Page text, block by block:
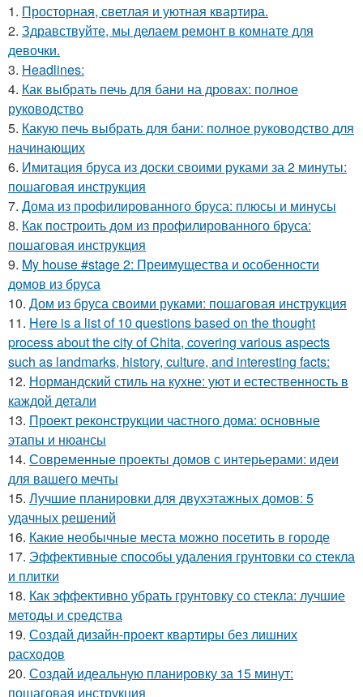
1. Просторная, светлая и уютная квартира.
2. Здравствуйте, мы делаем ремонт в комнате для
девочки.
3. Headlines:
4. Как выбрать печь для бани на дровах: полное
руководство
5. Какую печь выбрать для бани: полное руководство для
начинающих
6. Имитация бруса из доски своими руками за 2 минуты:
пошаговая инструкция
7. Дома из профилированного бруса: плюсы и минусы
8. Как построить дом из профилированного бруса:
пошаговая инструкция
9. My house #stage 2: Преимущества и особенности
домов из бруса
10. Дом из бруса своими руками: пошаговая инструкция
11. Here is a list of 10 questions based on the thought
process about the city of Chita, covering various aspects
such as landmarks, history, culture, and interesting facts:
12. Нормандский стиль на кухне: уют и естественность в
каждой детали
13. Проект реконструкции частного дома: основные
этапы и нюансы
14. Современные проекты домов с интерьерами: идеи
для вашего мечты
15. Лучшие планировки для двухэтажных домов: 5
удачных решений
16. Какие необычные места можно посетить в городе
17. Эффективные способы удаления грунтовки со стекла
и плитки
18. Как эффективно убрать грунтовку со стекла: лучшие
методы и средства
19. Создай дизайн-проект квартиры без лишних
расходов
20. Создай идеальную планировку за 15 минут:
пошаговая инструкция